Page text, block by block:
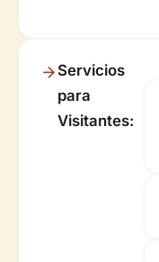
Servicios
para
Visitantes: